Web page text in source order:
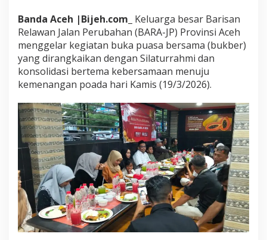
-
J
P
A
c
e
J
a
d
i
A
j
a
n
g
S
t
r
a
t
Banda Aceh |Bijeh.com_ Keluarga besar Barisan
Relawan Jalan Perubahan (BARA-JP) Provinsi Aceh
menggelar kegiatan buka puasa bersama (bukber)
yang dirangkaikan dengan Silaturrahmi dan
konsolidasi bertema kebersamaan menuju
kemenangan poada hari Kamis (19/3/2026).